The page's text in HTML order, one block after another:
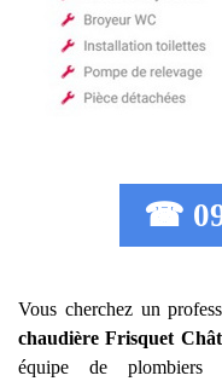
☎ 09
Vous cherchez un
chaudière Frisquet
équipe de plombiers